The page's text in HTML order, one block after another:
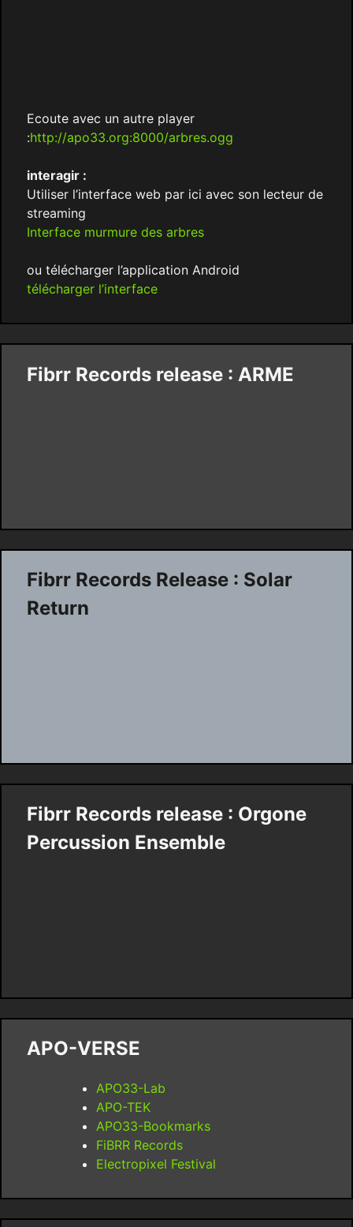
Ecoute avec un autre player
:http://apo33.org:8000/arbres.ogg
interagir :
Utiliser l’interface web par ici avec son lecteur de
streaming
Interface murmure des arbres
ou télécharger l’application Android
télécharger l’interface
Fibrr Records release : ARME
Fibrr Records Release : Solar
Return
Fibrr Records release : Orgone
Percussion Ensemble
APO-VERSE
APO33-Lab
APO-TEK
APO33-Bookmarks
FiBRR Records
Electropixel Festival